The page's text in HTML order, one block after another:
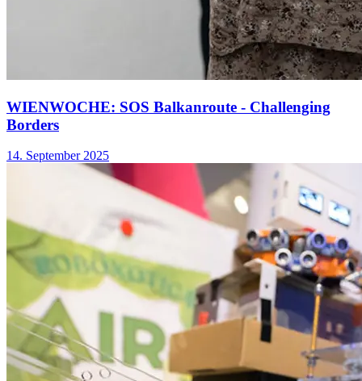
WIENWOCHE: SOS Balkanroute - Challenging
Borders
14. September 2025